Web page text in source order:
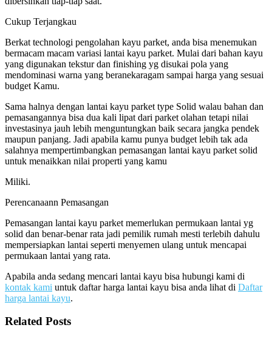
Cukup Terjangkau
Berkat technologi pengolahan kayu parket, anda bisa menemukan
bermacam macam variasi lantai kayu parket. Mulai dari bahan kayu
yang digunakan tekstur dan finishing yg disukai pola yang
mendominasi warna yang beranekaragam sampai harga yang sesuai
budget Kamu.
Sama halnya dengan lantai kayu parket type Solid walau bahan dan
pemasangannya bisa dua kali lipat dari parket olahan tetapi nilai
investasinya jauh lebih menguntungkan baik secara jangka pendek
maupun panjang. Jadi apabila kamu punya budget lebih tak ada
salahnya mempertimbangkan pemasangan lantai kayu parket solid
untuk menaikkan nilai properti yang kamu
Miliki.
Perencanaann Pemasangan
Pemasangan lantai kayu parket memerlukan permukaan lantai yg
solid dan benar-benar rata jadi pemilik rumah mesti terlebih dahulu
mempersiapkan lantai seperti menyemen ulang untuk mencapai
permukaan lantai yang rata.
Apabila anda sedang mencari lantai kayu bisa hubungi kami di
kontak kami untuk daftar harga lantai kayu bisa anda lihat di Daftar
harga lantai kayu.
Related Posts